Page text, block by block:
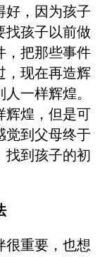
好，因为孩子
找孩子以前做
，把那些事件
，现在再造辉
一样辉煌。
辉煌，但是可
觉到父母终于
找到孩子的初
很重要，也想